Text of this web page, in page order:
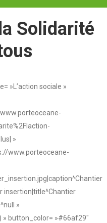
Solidarité
»L’action sociale »
»
www.porteoceane-
insertion|title^Chantier
»
» button_color= »#66af29″